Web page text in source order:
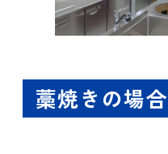
藁焼きの場合